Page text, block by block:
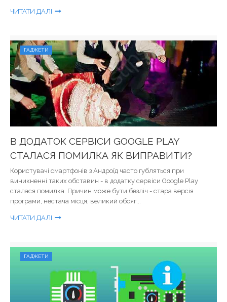
ЧИТАТИ ДАЛІ
ГАДЖЕТИ
В ДОДАТОК СЕРВІСИ GOOGLE PLAY
СТАЛАСЯ ПОМИЛКА ЯК ВИПРАВИТИ?
Користувачі смартфонів з Андроїд часто губляться при
виникненні таких обставин - в додатку сервіси Google Play
сталася помилка. Причин може бути безліч - стара версія
програми, нестача місця, великий обсяг...
ЧИТАТИ ДАЛІ
ГАДЖЕТИ